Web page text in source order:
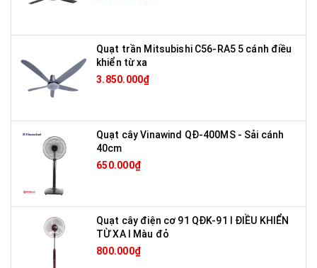
Quạt trần Mitsubishi C56-RA5 5 cánh điều
khiển từ xa
3.850.000₫
Quạt cây Vinawind QĐ-400MS - Sải cánh
40cm
650.000₫
Quạt cây điện cơ 91 QĐK-91 I ĐIỀU KHIỂN
TỪ XA I Màu đỏ
800.000₫